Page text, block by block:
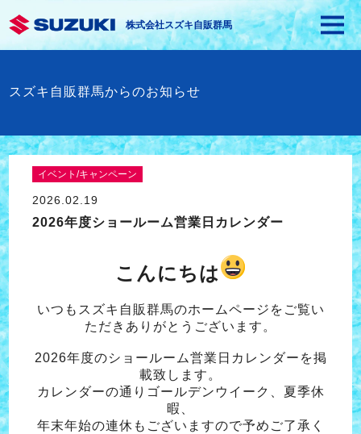
株式会社スズキ自販群馬
スズキ自販群馬からのお知らせ
イベント/キャンペーン
2026.02.19
2026年度ショールーム営業日カレンダー
こんにちは
いつもスズキ自販群馬のホームページをご覧い
ただきありがとうございます。
2026年度のショールーム営業日カレンダーを掲
載致します。
カレンダーの通りゴールデンウイーク、夏季休
暇、
年末年始の連休もございますので予めご了承く